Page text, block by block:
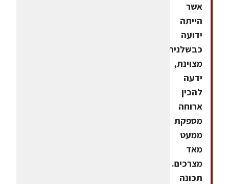
אשר
הייתה
ידועה
כבשלנית
מצוינת,
ידעה
להכין
ארוחה
מספקת
ממעט
מאד
מצרכים.
תכונה